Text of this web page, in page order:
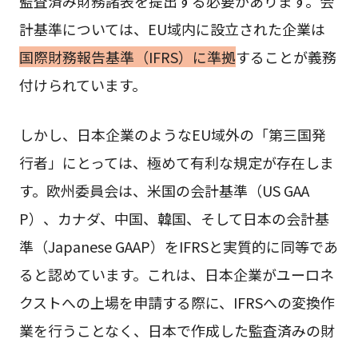
計基準については、EU域内に設立された企業は
国際財務報告基準（IFRS）に準拠することが義務
付けられています。
しかし、日本企業のようなEU域外の「第三国発
行者」にとっては、極めて有利な規定が存在しま
す。欧州委員会は、米国の会計基準（US GAA
P）、カナダ、中国、韓国、そして日本の会計基
準（Japanese GAAP）をIFRSと実質的に同等であ
ると認めています。これは、日本企業がユーロネ
クストへの上場を申請する際に、IFRSへの変換作
業を行うことなく、日本で作成した監査済みの財